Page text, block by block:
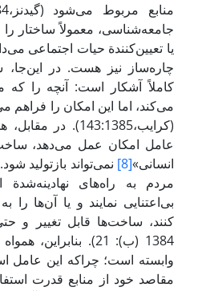
جامعه‌شناسی، معمولاً ساختار
یا تعیین‌کنندة حیات اجتماعی
چاره‌ساز نیز هست. در این‌جا،
کاملاً آشکار است: آنچه را که
می‌کند، اما این امکان را فراهم
(کرایب،143:1385).
عامل امکان عمل می‌دهد،
انسانی»[8]
نمی‌تواند بازتولید
مردم به راه‌های
بی‌اعتنایی نمایند و یا آن‌ها را
کنند، ساخت‌ها قابل تغییر و
1384 (ب): 21).
وابسته است؛ چراکه این عامل
مقاصد خود از منابع قدرت